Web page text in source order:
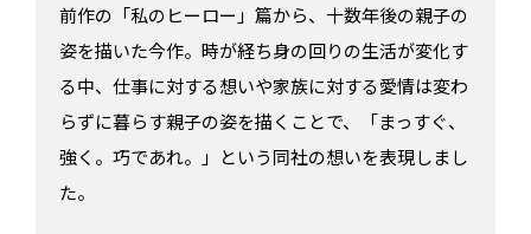
前作の「私のヒーロー」篇から、十数年後の親子の
姿を描いた今作。時が経ち身の回りの生活が変化す
る中、仕事に対する想いや家族に対する愛情は変わ
らずに暮らす親子の姿を描くことで、「まっすぐ、
強く。巧であれ。」という同社の想いを表現しまし
た。